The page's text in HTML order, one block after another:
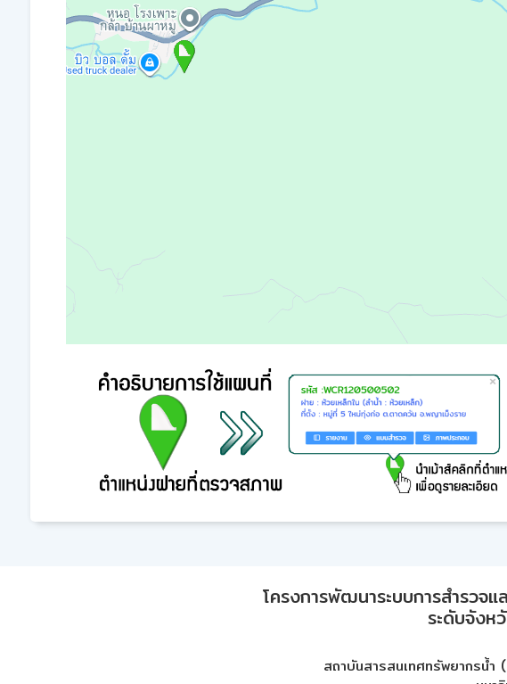
โครงการพัฒนาระบบการสำรวจ
ระดับจังห
สถาบันสารสนเทศทรัพยากรน้ำ